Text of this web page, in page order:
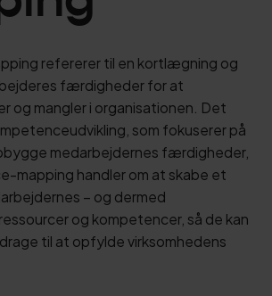
refererer til en kortlægning og
færdigheder for at
og mangler i organisationen. Det
som fokuserer på
medarbejdernes færdigheder,
mapping handler om at skabe et
– og dermed
og kompetencer, så de kan
til at opfylde virksomhedens